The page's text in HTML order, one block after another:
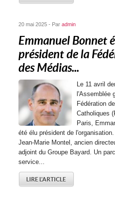
20 mai 2025 - Paradmin
Emmanuel Bonnet
président de la
des Médias...
Le 11 avril
l'Assemblée
Fédération
Catholiques
Paris,
été élu président de
Jean-Marie Montel, ancien
adjoint du Groupe Bayard. Un
service...
LIRE L'ARTICLE